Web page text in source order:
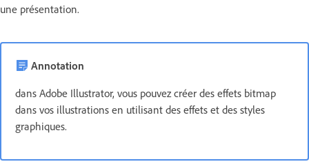
une présentation.
Annotation
dans Adobe Illustrator, vous pouvez créer des effets bitmap
dans vos illustrations en utilisant des effets et des styles
graphiques.